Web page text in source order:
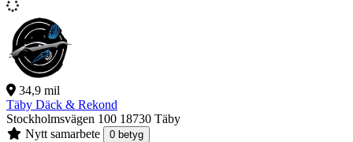
34,9 mil
Täby Däck & Rekond
Stockholmsvägen 100 18730 Täby
Nytt samarbete
0 betyg